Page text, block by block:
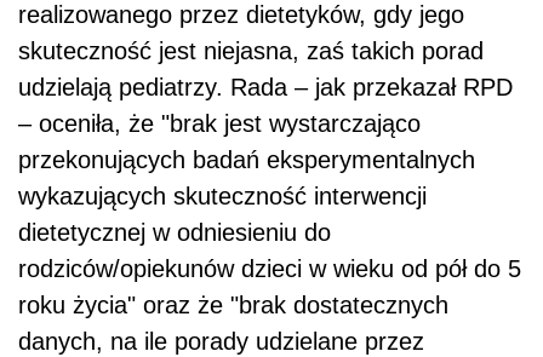
realizowanego przez dietetyków, gdy jego
skuteczność jest niejasna, zaś takich porad
udzielają pediatrzy. Rada – jak przekazał RPD
– oceniła, że "brak jest wystarczająco
przekonujących badań eksperymentalnych
wykazujących skuteczność interwencji
dietetycznej w odniesieniu do
rodziców/opiekunów dzieci w wieku od pół do 5
roku życia" oraz że "brak dostatecznych
danych, na ile porady udzielane przez